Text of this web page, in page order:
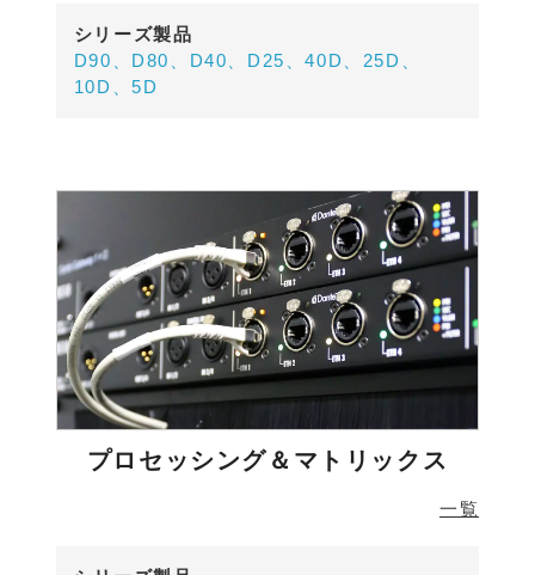
シリーズ製品
D90、D80、D40、D25、40D、25D、
10D、5D
プロセッシング＆マトリックス
一覧